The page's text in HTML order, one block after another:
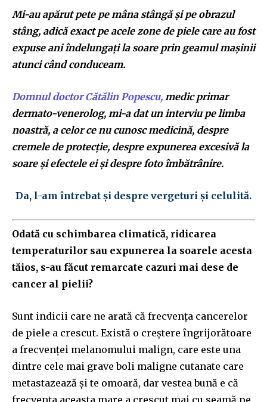
Mi-au apărut pete pe mâna stângă și pe obrazul
stâng, adică exact pe acele zone de piele care au fost
expuse ani îndelungați la soare prin geamul mașinii
atunci când conduceam.
Domnul doctor Cătălin Popescu, medic primar
dermato-venerolog, mi-a dat un interviu pe limba
noastră, a celor ce nu cunosc medicină, despre
cremele de protecție, despre expunerea excesivă la
soare și efectele ei și despre foto îmbătrânire.
Da, l-am întrebat și despre vergeturi și celulită.
Odată cu schimbarea climatică, ridicarea
temperaturilor sau expunerea la soarele acesta
tăios, s-au făcut remarcate cazuri mai dese de
cancer al pielii?
Sunt indicii care ne arată că frecvența cancerelor
de piele a crescut. Există o creștere îngrijorătoare
a frecvenței melanomului malign, care este una
dintre cele mai grave boli maligne cutanate care
metastazează și te omoară, dar vestea bună e că
frecvența aceasta mare a crescut mai cu seamă pe